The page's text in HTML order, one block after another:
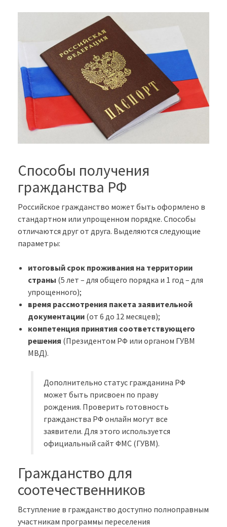
Способы получения
гражданства РФ
Российское гражданство может быть оформлено в
стандартном или упрощенном порядке. Способы
отличаются друг от друга. Выделяются следующие
параметры:
итоговый срок проживания на территории
страны (5 лет – для общего порядка и 1 год – для
упрощенного);
время рассмотрения пакета заявительной
документации (от 6 до 12 месяцев);
компетенция принятия соответствующего
решения (Президентом РФ или органом ГУВМ
МВД).
Дополнительно статус гражданина РФ
может быть присвоен по праву
рождения. Проверить готовность
гражданства РФ онлайн могут все
заявители. Для этого используется
официальный сайт ФМС (ГУВМ).
Гражданство для
соотечественников
Вступление в гражданство доступно полноправным
участникам программы переселения